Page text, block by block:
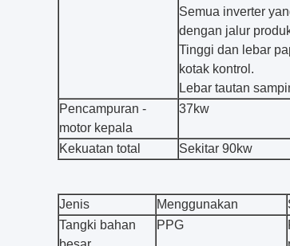
Semua inverter
dengan jalur
Tinggi dan lebar
kotak kontrol.
Lebar tautan
Pencampuran -
motor kepala
37kw
Kekuatan total Sekitar 90kw
Jenis Menggunakan
Tangki bahan
PPG